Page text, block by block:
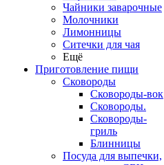
Чайники заварочные
Молочники
Лимонницы
Ситечки для чая
Ещё
Приготовление пищи
Сковороды
Сковороды-вок
Сковороды.
Сковороды-
гриль
Блинницы
Посуда для выпечки,